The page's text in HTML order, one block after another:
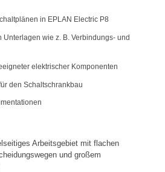
in EPLAN Electric P8
Unterlagen wie z. B. Verbindungs- und
elektrischer Komponenten
den Schaltschrankbau
Arbeitsgebiet mit flachen
und großem